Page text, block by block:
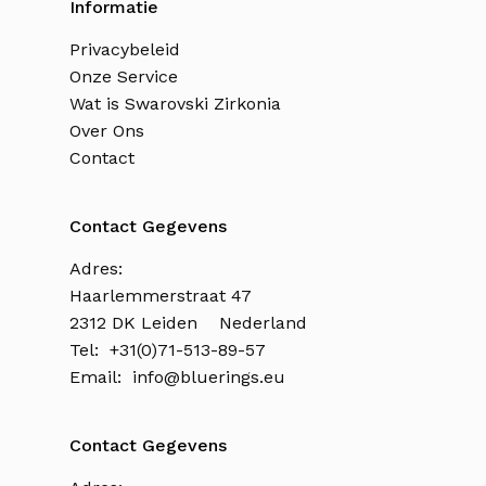
Informatie
Privacybeleid
Onze Service
Wat is Swarovski Zirkonia
Over Ons
Contact
Contact Gegevens
Adres:
Haarlemmerstraat 47
2312 DK Leiden Nederland
Tel: +31(0)71-513-89-57
Email: info@bluerings.eu
Contact Gegevens